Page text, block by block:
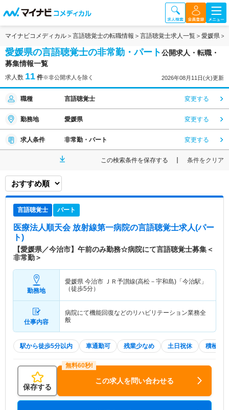
マイナビコメディカル 言語聴覚士の転職情報 言語聴覚士求人一覧 愛媛県
愛媛県の言語聴覚士の非常勤・パート公開求人・転職・
募集情報一覧
求人数 11 件※非公開求人を除く 2026年08月11日(火)更新
職種 言語聴覚士 変更する
勤務地 愛媛県 変更する
求人条件 非常勤・パート 変更する
この検索条件を保存する 条件をクリア
言語聴覚士 パート
医療法人順天会 放射線第一病院の言語聴覚士求人(パー
ト)
【愛媛県／今治市】午前のみ勤務☆病院にて言語聴覚士募集＜
非常勤＞
勤務地
愛媛県 今治市 ＪＲ予讃線(高松－宇和島)「今治駅」
（徒歩5分）
仕事内容
病院にて機能回復などのリハビリテーション業務全
般
駅から徒歩5分以内 車通勤可 残業少なめ 土日祝休 積極採
保存する
この求人を問い合わせる